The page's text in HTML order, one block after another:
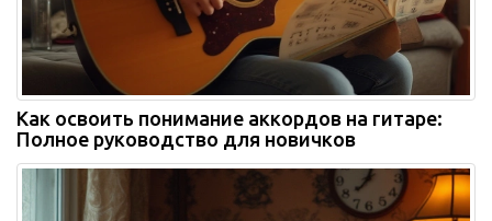
Как освоить понимание аккордов на гитаре:
Полное руководство для новичков